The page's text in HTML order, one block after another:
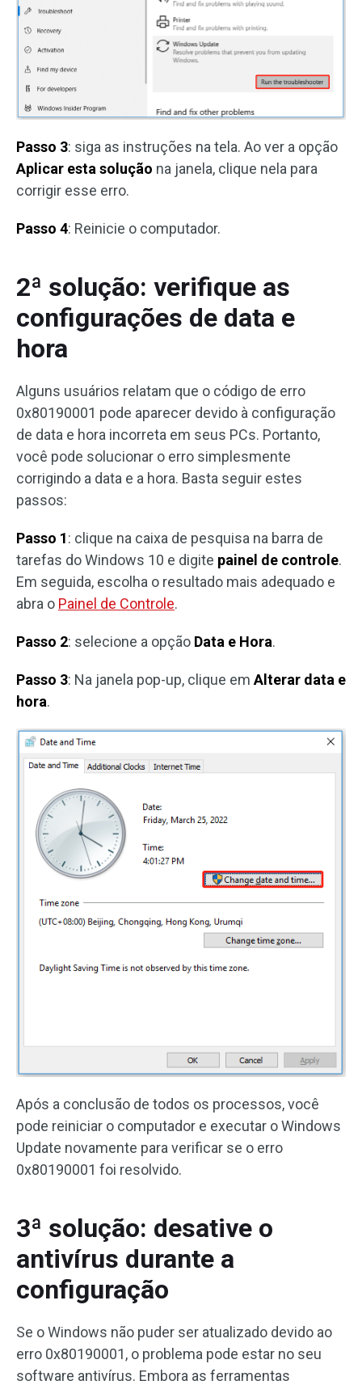
Passo 3: siga as instruções na tela. Ao ver a opção
Aplicar esta solução na janela, clique nela para
corrigir esse erro.
Passo 4: Reinicie o computador.
2ª solução: verifique as
configurações de data e
hora
Alguns usuários relatam que o código de erro
0x80190001 pode aparecer devido à configuração
de data e hora incorreta em seus PCs. Portanto,
você pode solucionar o erro simplesmente
corrigindo a data e a hora. Basta seguir estes
passos:
Passo 1: clique na caixa de pesquisa na barra de
tarefas do Windows 10 e digite painel de controle.
Em seguida, escolha o resultado mais adequado e
abra o Painel de Controle.
Passo 2: selecione a opção Data e Hora.
Passo 3: Na janela pop-up, clique em Alterar data e
hora.
Após a conclusão de todos os processos, você
pode reiniciar o computador e executar o Windows
Update novamente para verificar se o erro
0x80190001 foi resolvido.
3ª solução: desative o
antivírus durante a
configuração
Se o Windows não puder ser atualizado devido ao
erro 0x80190001, o problema pode estar no seu
software antivírus. Embora as ferramentas